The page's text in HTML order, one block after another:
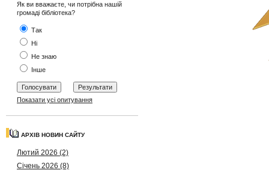
Як ви вважаєте, чи потрібна нашій
громаді бібліотека?
Так
Ні
Не знаю
Інше
Показати усі опитування
АРХІВ НОВИН САЙТУ
Лютий 2026 (2)
Січень 2026 (8)